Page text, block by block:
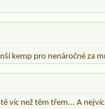
kemp pro nenáročné za
víc než těm třem... A